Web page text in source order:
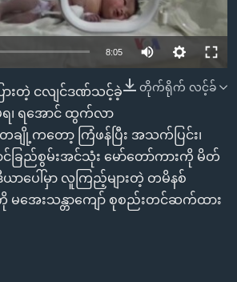
း
8:05
တိုက်ရိုက် လင့်ခ်
ားတဲ့ ငလျင်ဒဏ်သင့်ခဲ့
၊ ရအောင် ထွက်လာ
ျို့ကတော့ ကြံဖန်ပြီး အသက်ပြင်း၊
င်ခြည်စွမ်းအင်သုံး မော်တော်ကားကို မိတ်
ပေါ်မှာ လူကြည့်များတဲ့ တမိနစ်
အေးသန္တာကျော် စုစည်းတင်ဆက်ထား